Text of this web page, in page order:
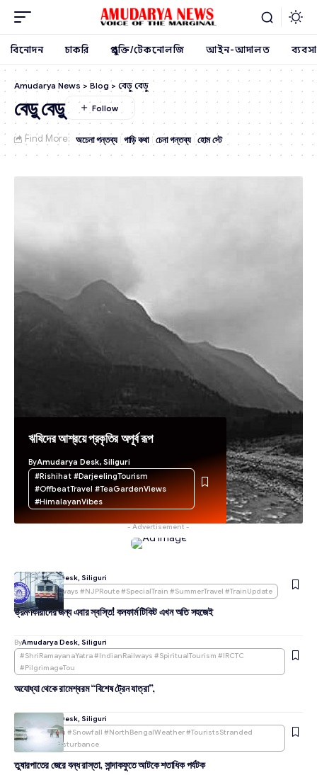
বিনোদন চাকরি প্রযুক্তি/টেকনোলজি আইন-আদালত ব্যবসা
Amudarya News > Blog > বেড়ু বেড়ু
বেড়ু বেড়ু
Find More: অচেনা গন্তব্য গাড়ি কথা চেনা গন্তব্য হোম স্টে
ঋষিদের আশ্রয়ে প্রকৃতির অপূর্ব রূপ
ByAmudarya Desk, Siliguri
#Rishihat #DarjeelingTourism
#OffbeatTravel #TeaGardenViews
#HimalayanVibes
- Advertisement -
ByAmudarya Desk, Siliguri
#IndianRailways #NJPRoute #SpecialTrain #SummerTravel #TrainUpdate
ভ্রমণকারীদের জন্য এবার স্বস্তি! কনফার্ম টিকিট এখন অতি সহজেই
ByAmudarya Desk, Siliguri
#ShriRamayanaYatra #IndianRailways #SpiritualTourism #IRCTC
#PilgrimageTou
অযোধ্যা থেকে রামেশ্বরম “বিশেষ ট্রেন যাত্রা”,
Amudarya Desk, Siliguri
#Sandakphu #Snowfall #NorthBengalWeather #TouristsStranded
#WesternDisturbance
তুষারপাতের জেরে বন্ধ রাস্তা, সান্দাকফুতে আটকে শতাধিক পর্যটক